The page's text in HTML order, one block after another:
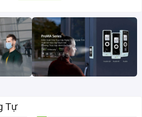
tích video thông minh được hỗ trợ.
web và tương thích với ZKBio
dụng di động và phần mềm nền tảng.
KV.
Tự